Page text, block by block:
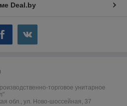
Deal.by
торговое унитарное
обл., ул. Ново-шоссейная, 37